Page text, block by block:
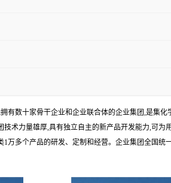
数十家骨干企业和企业联合体的企业集团,是集
术力量雄厚,具有独立自主的新产品开发能力,可
多个产品的研发、定制和经营。企业集团全国统